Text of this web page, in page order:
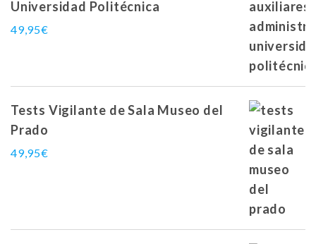
Universidad Politécnica
49,95€
Tests Vigilante de Sala Museo del
Prado
49,95€